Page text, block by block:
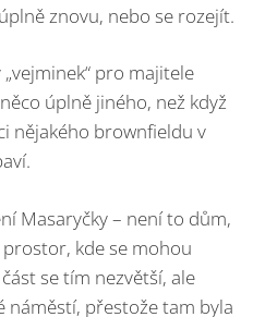
znovu, nebo se rozejít.
pro majitele
úplně jiného, než když
nějakého brownfieldu v
Masaryčky – není to dům,
kde se mohou
se tím nezvětší, ale
náměstí, přestože tam byla